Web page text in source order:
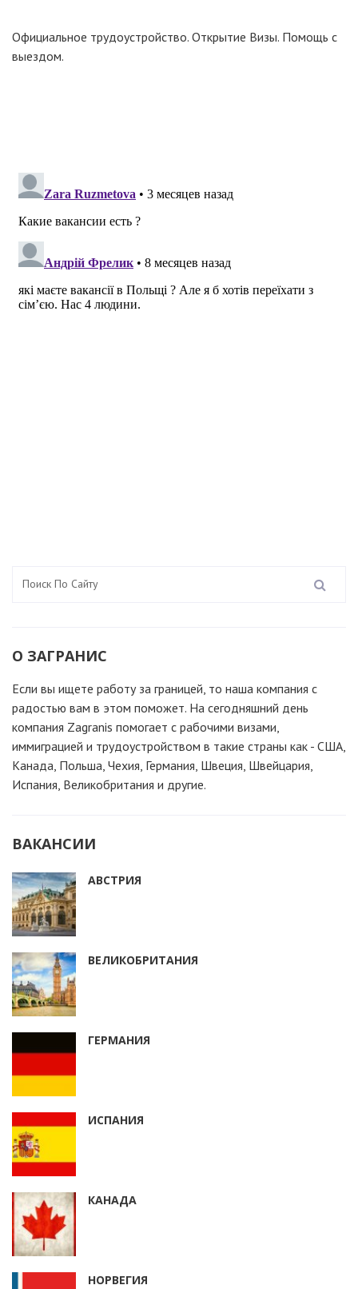
Официальное трудоустройство. Открытие Визы. Помощь с
выездом.
О ЗАГРАНИС
Если вы ищете работу за границей, то наша компания c
радостью вам в этом поможет. На сегодняшний день
компания Zagranis помогает с рабочими визами,
иммиграцией и трудоустройством в такие страны как - США,
Канада, Польша, Чехия, Германия, Швеция, Швейцария,
Испания, Великобритания и другие.
ВАКАНСИИ
АВСТРИЯ
ВЕЛИКОБРИТАНИЯ
ГЕРМАНИЯ
ИСПАНИЯ
КАНАДА
НОРВЕГИЯ